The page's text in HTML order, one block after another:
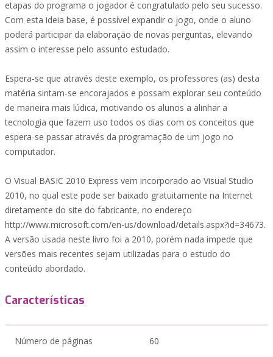
etapas do programa o jogador é congratulado pelo seu sucesso.
Com esta ideia base, é possível expandir o jogo, onde o aluno
poderá participar da elaboração de novas perguntas, elevando
assim o interesse pelo assunto estudado.
Espera-se que através deste exemplo, os professores (as) desta
matéria sintam-se encorajados e possam explorar seu conteúdo
de maneira mais lúdica, motivando os alunos a alinhar a
tecnologia que fazem uso todos os dias com os conceitos que
espera-se passar através da programação de um jogo no
computador.
O Visual BASIC 2010 Express vem incorporado ao Visual Studio
2010, no qual este pode ser baixado gratuitamente na Internet
diretamente do site do fabricante, no endereço
http://www.microsoft.com/en-us/download/details.aspx?id=34673.
A versão usada neste livro foi a 2010, porém nada impede que
versões mais recentes sejam utilizadas para o estudo do
conteúdo abordado.
Características
Número de páginas 60